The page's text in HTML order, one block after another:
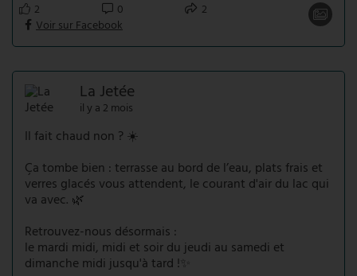
2 0
2
Voir sur Facebook
La Jetée
il y a 2 mois
Il fait chaud non ? ☀️
Ça tombe bien : terrasse au bord de l’eau, plats frais et
verres glacés vous attendent, le courant d'air du lac qui
va avec. 🌿
Retrouvez-nous désormais :
le mardi midi, midi et soir du jeudi au samedi et
dimanche midi jusqu'à tard !✨